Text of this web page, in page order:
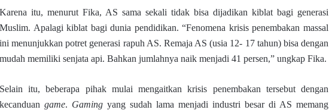
Karena itu, menurut Fika, AS sama sekali tidak bisa dijadikan kiblat bagi generasi
Muslim. Apalagi kiblat bagi dunia pendidikan. “Fenomena krisis penembakan massal
ini menunjukkan potret generasi rapuh AS. Remaja AS (usia 12- 17 tahun) bisa dengan
mudah memiliki senjata api. Bahkan jumlahnya naik menjadi 41 persen,” ungkap Fika.
Selain itu, beberapa pihak mulai mengaitkan krisis penembakan tersebut dengan
kecanduan game. Gaming yang sudah lama menjadi industri besar di AS memang